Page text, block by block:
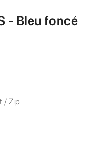
- Bleu foncé
/ Zip